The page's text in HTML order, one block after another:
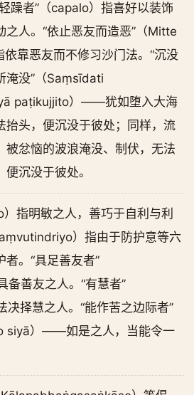
躁者”（capalo）指喜好以装饰
之人。“依止恶友而造恶”（Mitte
靠恶友而不修习沙门法。“沉没
淹没”（Saṃsīdati
paṭikujjito）——犹如堕入大海
抬头，便沉没于彼处；同样，流
被忿恼的波浪淹没、制伏，无法
沉没于彼处。
）指明敏之人，善巧于自利与利
）指由于防护意等六
。“具足善友者”
备善友之人。“有慧者”
决择慧之人。“能作苦之边际者”
siyā）——如是之人，当能令一